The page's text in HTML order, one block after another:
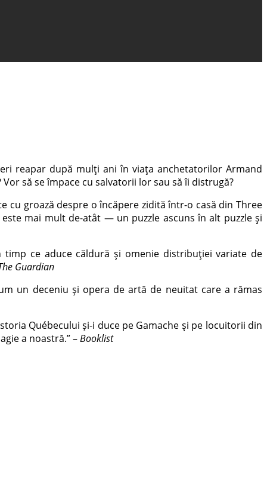
reapar după mulți ani în viața anchetatorilor Armand
să se împace cu salvatorii lor sau să îi distrugă?
cu groază despre o încăpere zidită într-o casă din Three
mai mult de-atât — un puzzle ascuns în alt puzzle și
ce aduce căldură și omenie distribuției variate de
Guardian
un deceniu și opera de artă de neuitat care a rămas
Québecului și-i duce pe Gamache și pe locuitorii din
a noastră.” –Booklist